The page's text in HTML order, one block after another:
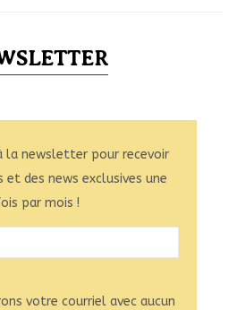
la newsletter pour recevoir
des news exclusives une
par mois !
votre courriel avec aucun